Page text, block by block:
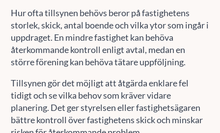
Hur ofta tillsynen behövs beror på fastighetens
storlek, skick, antal boende och vilka ytor som ingår i
uppdraget. En mindre fastighet kan behöva
återkommande kontroll enligt avtal, medan en
större förening kan behöva tätare uppföljning.
Tillsynen gör det möjligt att åtgärda enklare fel
tidigt och se vilka behov som kräver vidare
planering. Det ger styrelsen eller fastighetsägaren
bättre kontroll över fastighetens skick och minskar